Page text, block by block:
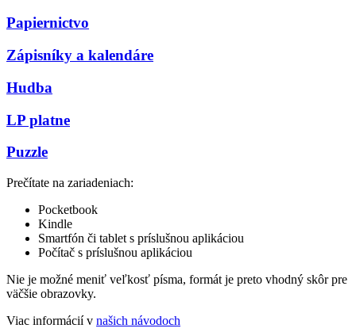
Papiernictvo
Zápisníky a kalendáre
Hudba
LP platne
Puzzle
Prečítate na zariadeniach:
Pocketbook
Kindle
Smartfón či tablet s príslušnou aplikáciou
Počítač s príslušnou aplikáciou
Nie je možné meniť veľkosť písma, formát je preto vhodný skôr pre
väčšie obrazovky.
Viac informácií v našich návodoch